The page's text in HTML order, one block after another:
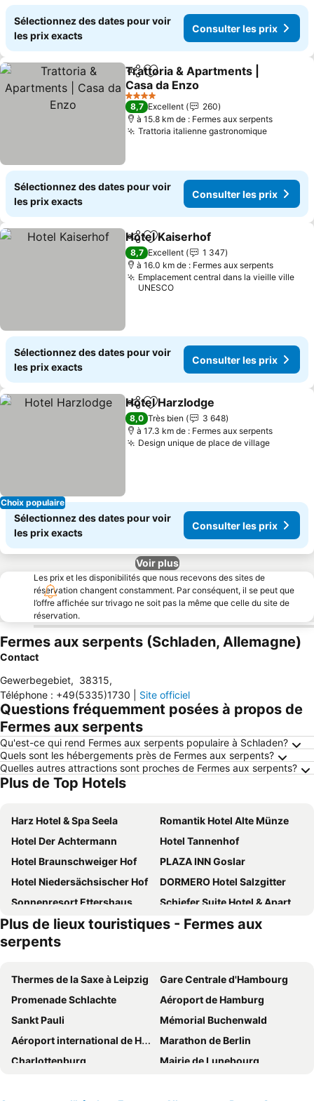
Sélectionnez des dates pour voir
les prix exacts
Consulter les prix
PartagerAjouter à mes favoris
Trattoria & Apartments |
Casa da Enzo
4 Étoiles
8,7 Excellent
260
à 15.8 km de : Fermes aux serpents
Trattoria italienne gastronomique
Sélectionnez des dates pour voir
les prix exacts
Consulter les prix
PartagerAjouter à mes favoris
Hotel Kaiserhof
8,7 Excellent
1 347
à 16.0 km de : Fermes aux serpents
Emplacement central dans la vieille ville
UNESCO
Sélectionnez des dates pour voir
les prix exacts
Consulter les prix
Choix populaire
PartagerAjouter à mes favoris
Hotel Harzlodge
8,0 Très bien
3 648
à 17.3 km de : Fermes aux serpents
Design unique de place de village
Sélectionnez des dates pour voir
les prix exacts
Consulter les prix
Voir plus
Les prix et les disponibilités que nous recevons des sites de
réservation changent constamment. Par conséquent, il se peut que
l’offre affichée sur trivago ne soit pas la même que celle du site de
réservation.
Fermes aux serpents (Schladen, Allemagne)
Contact
Gewerbegebiet, 38315,
Téléphone : +49(5335)1730 Site officiel
Questions fréquemment posées à propos de
Fermes aux serpents
Qu'est-ce qui rend Fermes aux serpents populaire à Schladen?
Quels sont les hébergements près de Fermes aux serpents?
Quelles autres attractions sont proches de Fermes aux serpents?
Plus de Top Hotels
Harz Hotel & Spa Seela
Romantik Hotel Alte Münze
Hotel Der Achtermann
Hotel Tannenhof
Hotel Braunschweiger Hof
PLAZA INN Goslar
Hotel Niedersächsischer Hof
DORMERO Hotel Salzgitter
Sonnenresort Ettershaus
Schiefer Suite Hotel & Apartments
Parkhotel Altes Kaffeehaus
Central Hotel & Lounge Adult Only
Hotel Victoria
elaya hotel wolfenbuettel, Trademark Collection by Wyndham
Klosterhotel W&ouml;ltingerode
Plumbohms ECHT-HARZ-HOTEL
Goldener Stern
AKZENT Hotel Villa Saxer
Wellness & Ayurveda Hotel Am Eichenberg
Hotel & Restaurant Brauner Hirsch Osterwieck
Hotel Harzlodge
Aussichtsreich Gast- und Logierhaus
Hubertus Hof
Plus de lieux touristiques - Fermes aux
serpents
Thermes de la Saxe à Leipzig
Gare Centrale d'Hambourg
Promenade Schlachte
Aéroport de Hamburg
Sankt Pauli
Mémorial Buchenwald
Aéroport international de Hanovre Langenhagen
Marathon de Berlin
Charlottenburg
Mairie de Lunebourg